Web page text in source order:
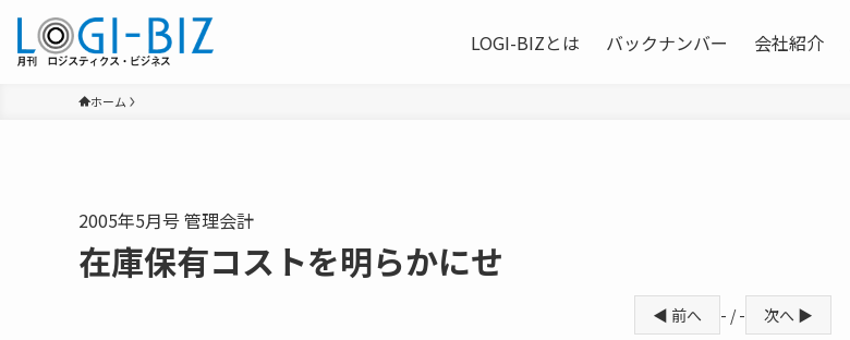
LOGI-BIZとは バックナンバー 会社紹介
ホーム
2005年5月号 管理会計
在庫保有コストを明らかにせ
◀ 前へ - / - 次へ ▶